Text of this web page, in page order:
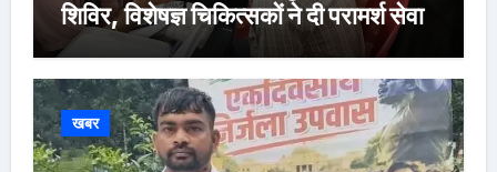
शिविर, विशेषज्ञ चिकित्सकों ने दी परामर्श सेवा
खबर